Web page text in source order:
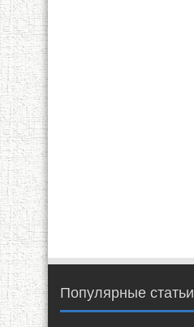
Популярные статьи